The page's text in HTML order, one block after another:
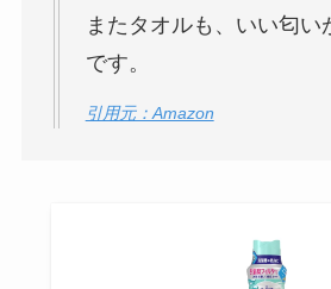
またタオルも、いい匂い
です。
引用元：Amazon